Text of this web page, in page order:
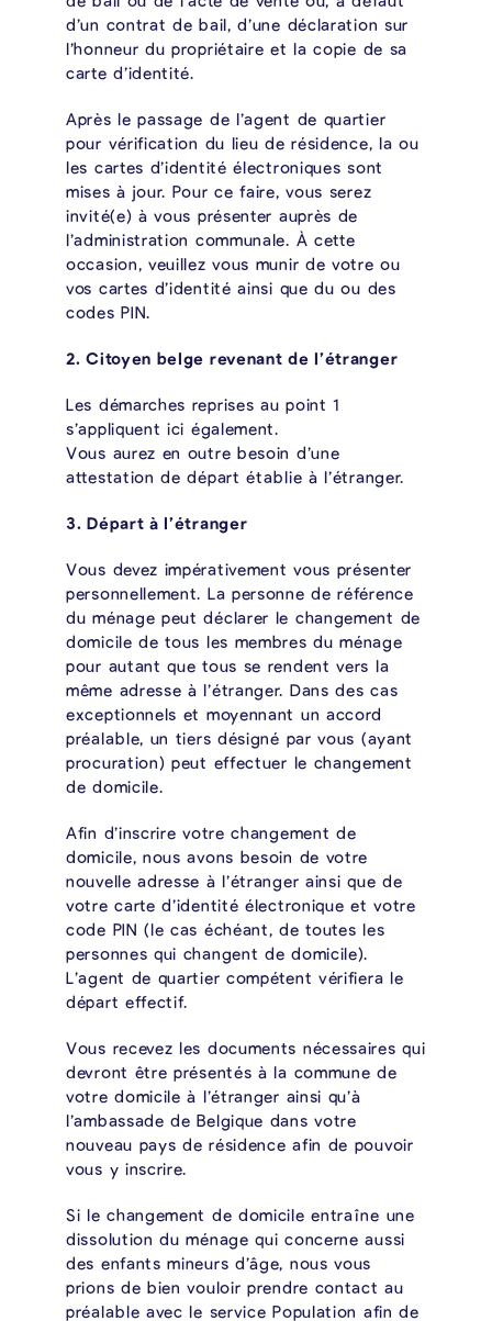
d’un contrat de bail, d’une déclaration sur
l’honneur du propriétaire et la copie de sa
carte d’identité.
Après le passage de l’agent de quartier
pour vérification du lieu de résidence, la ou
les cartes d’identité électroniques sont
mises à jour. Pour ce faire, vous serez
invité(e) à vous présenter auprès de
l’administration communale. À cette
occasion, veuillez vous munir de votre ou
vos cartes d’identité ainsi que du ou des
codes PIN.
2. Citoyen belge revenant de l’étranger
Les démarches reprises au point 1
s’appliquent ici également.
Vous aurez en outre besoin d’une
attestation de départ établie à l’étranger.
3. Départ à l’étranger
Vous devez impérativement vous présenter
personnellement. La personne de référence
du ménage peut déclarer le changement de
domicile de tous les membres du ménage
pour autant que tous se rendent vers la
même adresse à l’étranger. Dans des cas
exceptionnels et moyennant un accord
préalable, un tiers désigné par vous (ayant
procuration) peut effectuer le changement
de domicile.
Afin d’inscrire votre changement de
domicile, nous avons besoin de votre
nouvelle adresse à l’étranger ainsi que de
votre carte d’identité électronique et votre
code PIN (le cas échéant, de toutes les
personnes qui changent de domicile).
L’agent de quartier compétent vérifiera le
départ effectif.
Vous recevez les documents nécessaires qui
devront être présentés à la commune de
votre domicile à l’étranger ainsi qu’à
l’ambassade de Belgique dans votre
nouveau pays de résidence afin de pouvoir
vous y inscrire.
Si le changement de domicile entraîne une
dissolution du ménage qui concerne aussi
des enfants mineurs d’âge, nous vous
prions de bien vouloir prendre contact au
préalable avec le service Population afin de